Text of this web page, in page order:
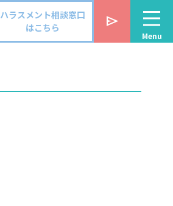
ハラスメント相談窓口
はこちら
send
Menu